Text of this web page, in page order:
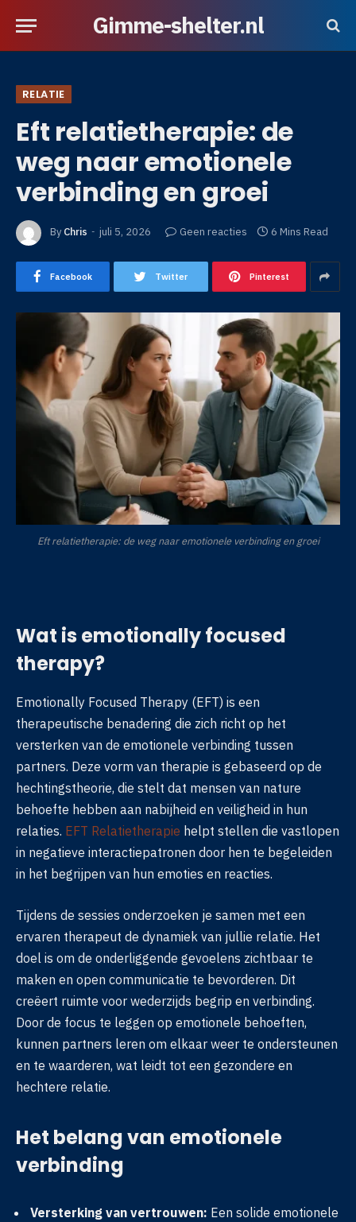
Gimme-shelter.nl
RELATIE
Eft relatietherapie: de
weg naar emotionele
verbinding en groei
By Chris juli 5, 2026 Geen reacties 6 Mins Read
Facebook Twitter Pinterest
Eft relatietherapie: de weg naar emotionele verbinding en groei
Wat is emotionally focused
therapy?
Emotionally Focused Therapy (EFT) is een
therapeutische benadering die zich richt op het
versterken van de emotionele verbinding tussen
partners. Deze vorm van therapie is gebaseerd op de
hechtingstheorie, die stelt dat mensen van nature
behoefte hebben aan nabijheid en veiligheid in hun
relaties. EFT Relatietherapie helpt stellen die vastlopen
in negatieve interactiepatronen door hen te begeleiden
in het begrijpen van hun emoties en reacties.
Tijdens de sessies onderzoeken je samen met een
ervaren therapeut de dynamiek van jullie relatie. Het
doel is om de onderliggende gevoelens zichtbaar te
maken en open communicatie te bevorderen. Dit
creëert ruimte voor wederzijds begrip en verbinding.
Door de focus te leggen op emotionele behoeften,
kunnen partners leren om elkaar weer te ondersteunen
en te waarderen, wat leidt tot een gezondere en
hechtere relatie.
Het belang van emotionele
verbinding
Versterking van vertrouwen: Een solide emotionele